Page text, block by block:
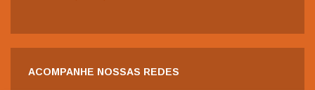
ACOMPANHE NOSSAS REDES